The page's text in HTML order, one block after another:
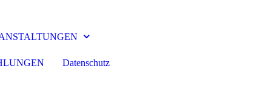
Datenschutz